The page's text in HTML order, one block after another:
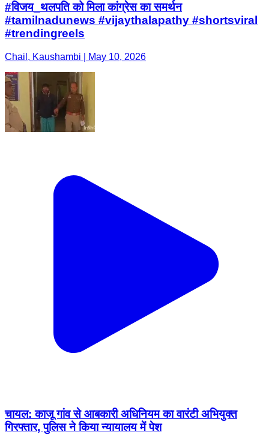
#विजय_थलपति को मिला कांग्रेस का समर्थन
#tamilnadunews #vijaythalapathy #shortsviral
#trendingreels
Chail, Kaushambi | May 10, 2026
चायल: काजू गांव से आबकारी अधिनियम का वारंटी अभियुक्त
गिरफ्तार, पुलिस ने किया न्यायालय में पेश